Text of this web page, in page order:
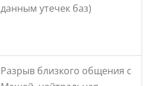
данным утечек баз)
Разрыв близкого общения с